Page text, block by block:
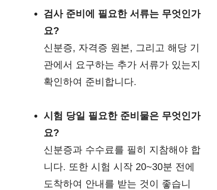
검사 준비에 필요한 서류는 무엇인가
요?
신분증, 자격증 원본, 그리고 해당 기
관에서 요구하는 추가 서류가 있는지
확인하여 준비합니다.
시험 당일 필요한 준비물은 무엇인가
요?
신분증과 수수료를 필히 지참해야 합
니다. 또한 시험 시작 20~30분 전에
도착하여 안내를 받는 것이 좋습니